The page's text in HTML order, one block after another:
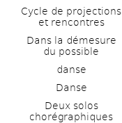
Cycle de projections
et rencontres
Dans la démesure
du possible
danse
Danse
Deux solos
chorégraphiques